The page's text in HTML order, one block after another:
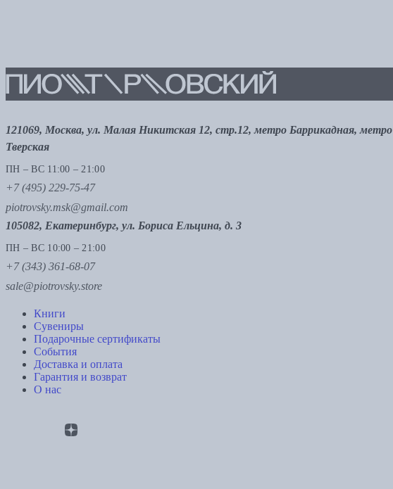
121069, Москва, ул. Малая Никитская 12, стр.12, метро Баррикадная, метро
Тверская
ПН – ВС 11:00 – 21:00
+7 (495) 229-75-47
piotrovsky.msk@gmail.com
105082, Екатеринбург, ул. Бориса Ельцина, д. 3
ПН – ВС 10:00 – 21:00
+7 (343) 361-68-07
sale@piotrovsky.store
Книги
Сувениры
Подарочные сертификаты
События
Доставка и оплата
Гарантия и возврат
О нас